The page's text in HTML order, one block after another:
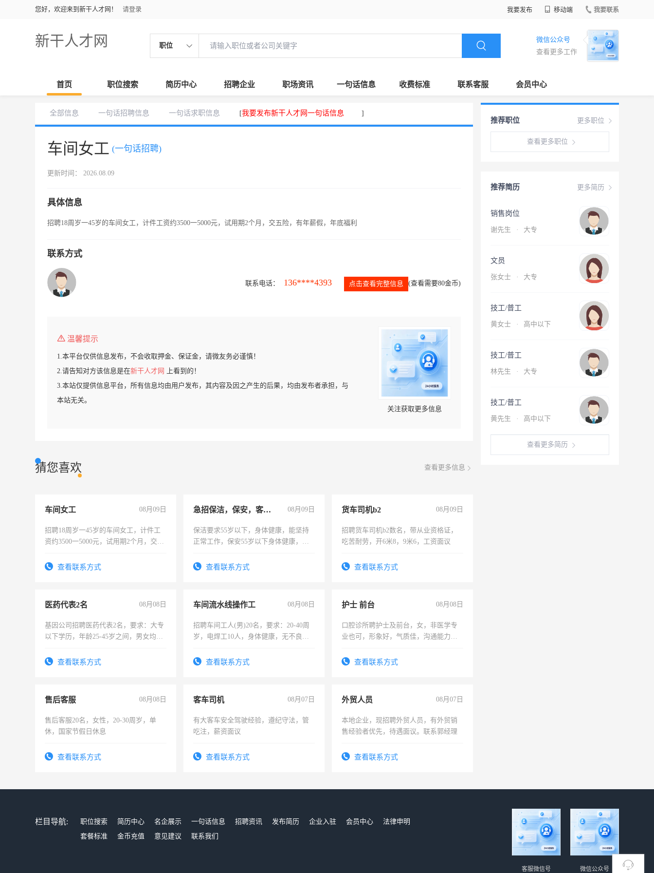
您好，欢迎来到新干人才网！ 请登录 我要发布 移动端 我要联系
新干人才网 职位
微信公众号
查看更多工作
首页 职位搜索 简历中心 招聘企业 职场资讯 一句话信息 收费标准 联系客服 会员中心
全部信息 一句话招聘信息 一句话求职信息 [我要发布新干人才网一句话信息 ]
车间女工 (一句话招聘)
更新时间： 2026.08.09
具体信息
招聘18周岁一45岁的车间女工，计件工资约3500一5000元，试用期2个月，交五险，有年薪假，年底福利
联系方式
联系电话： 136****4393 点击查看完整信息 (查看需要80金币)
温馨提示
1.本平台仅供信息发布，不会收取押金、保证金，请微友务必谨慎！
2.请告知对方该信息是在新干人才网
上看到的！
3.本站仅提供信息平台，所有信息均由用户发布，其内容及因之产生的后果，均由发布者承担，与
本站无关。
关注获取更多信息
猜您喜欢 查看更多信息
车间女工 08月09日
招聘18周岁一45岁的车间女工，计件工
资约3500一5000元，试用期2个月，交五
查看联系方式
急招保洁，保安，客服，工程 08月09日
保洁要求55岁以下，身体健康，能坚持
正常工作，保安55岁以下身体健康，有
录，客服要求45岁以下高中以上文化，
查看联系方式
货车司机b2 08月09日
招聘货车司机b2数名，带从业资格证，
吃苦耐劳，开6米8，9米6，工资面议
查看联系方式
医药代表2名 08月08日
基因公司招聘医药代表2名，要求：大专
以下学历，年龄25-45岁之间，男女均
表或者有医学资质的优先，底薪+绩效，
查看联系方式
车间流水线操作工 08月08日
招聘车间工人(男)20名，要求：20-40周
岁，电焊工10人，身体健康，无不良嗜
宿，免费发放劳保用品，两班倒，每月
查看联系方式
护士 前台 08月08日
口腔诊所聘护士及前台，女，非医学专
业也可，形象好，气质佳，沟通能力
查看联系方式
售后客服 08月08日
售后客服20名，女性，20-30周岁，单
休，国家节假日休息
查看联系方式
客车司机 08月07日
有大客车安全驾驶经验，遵纪守法，管
吃注，薪资面议
查看联系方式
外贸人员 08月07日
本地企业，现招聘外贸人员，有外贸销
售经验者优先，待遇面议。联系郭经理
查看联系方式
更多职位
推荐职位
查看更多职位
更多简历
推荐简历
销售岗位
谢先生 · 大专
文员
张女士 · 大专
技工/普工
黄女士 · 高中以下
技工/普工
林先生 · 大专
技工/普工
黄先生 · 高中以下
查看更多简历
栏目导航: 职位搜索 简历中心 名企展示 一句话信息 招聘资讯 发布简历 企业入驻 会员中心
法律申明
套餐标准
金币充值 意见建议 联系我们
微信公众号
客服微信号